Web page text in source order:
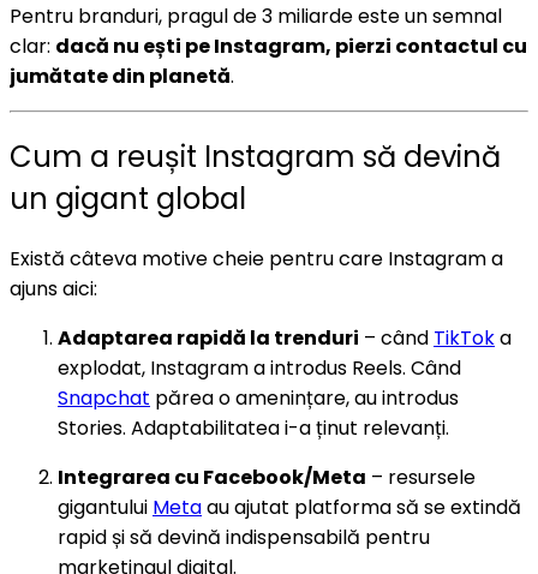
Pentru branduri, pragul de 3 miliarde este un semnal
clar: dacă nu ești pe Instagram, pierzi contactul cu
jumătate din planetă.
Cum a reușit Instagram să devină
un gigant global
Există câteva motive cheie pentru care Instagram a
ajuns aici:
Adaptarea rapidă la trenduri – când TikToka
explodat, Instagram a introdus Reels. Când
Snapchat părea o amenințare, au introdus
Stories. Adaptabilitatea i-a ținut relevanți.
Integrarea cu Facebook/Meta – resursele
gigantului Metaau ajutat platforma să se extindă
rapid și să devină indispensabilă pentru
marketingul digital.